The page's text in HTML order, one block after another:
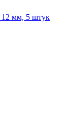
12 мм, 5 штук